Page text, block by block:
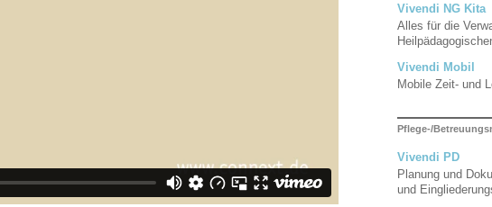
Vivendi NG Kita
Alles für die
Vivendi Mobil
Mobile Zeit- und
Pflege-/
Vivendi PD
Planung und
und